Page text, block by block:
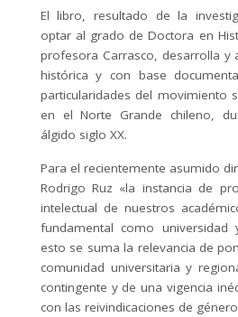
El libro, resultado de la
optar al grado de Doctora en
profesora Carrasco, desarrolla y
histórica y con base
particularidades del movimiento
en el Norte Grande chileno,
álgido siglo XX.
Para el recientemente asumido
Rodrigo Ruz «la instancia de
intelectual de nuestros
fundamental como universidad
esto se suma la relevancia de
comunidad universitaria y
contingente y de una vigencia
con las reivindicaciones de